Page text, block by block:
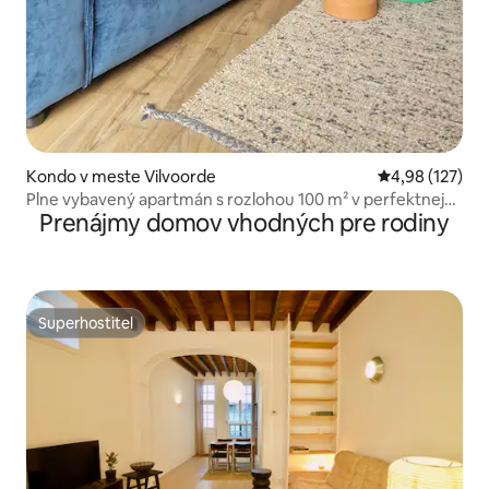
Kondo v meste Vilvoorde Priemerné
4,98 (127)
Plne vybavený apartmán s rozlohou 100 m² v perfektnej
lokalite
Prenájmy domov vhodných pre rodiny
Superhostiteľ
Superhostiteľ